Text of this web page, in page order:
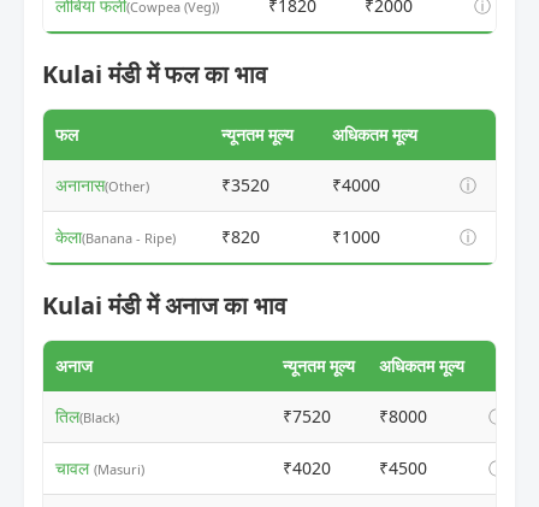
लोबिया फली(Cowpea (Veg)) ₹1820 ₹2000 ⓘ
Kulai मंडी में फल का भाव
फल न्यूनतम मूल्य अधिकतम मूल्य
अनानास(Other) ₹3520 ₹4000 ⓘ
केला(Banana - Ripe) ₹820 ₹1000 ⓘ
Kulai मंडी में अनाज का भाव
अनाज न्यूनतम मूल्य अधिकतम मूल्य
तिल(Black) ₹7520 ₹8000 ⓘ
चावल (Masuri) ₹4020 ₹4500 ⓘ